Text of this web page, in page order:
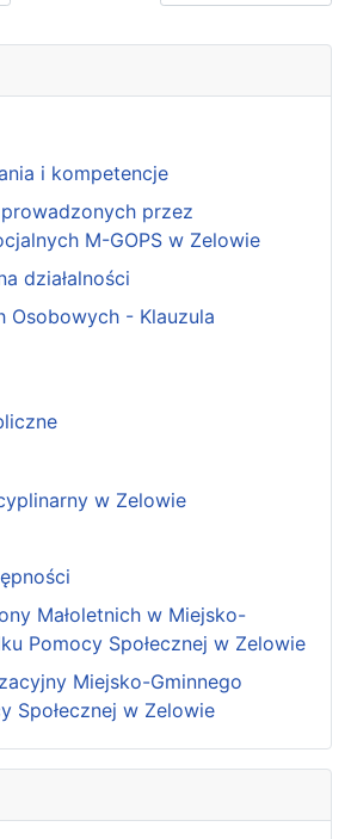
i kompetencje
przez
M-GOPS w Zelowie
działalności
Osobowych - Klauzula
w Zelowie
Małoletnich w Miejsko-
Pomocy Społecznej w Zelowie
Miejsko-Gminnego
Społecznej w Zelowie